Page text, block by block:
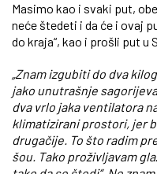
Masimo kao i svaki put,
neće štedeti i da će i ovaj
do kraja“, kao i prošli put u
„Znam izgubiti do dva
jako unutrašnje
dva vrlo jaka ventilatora
klimatizirani prostori, jer
drugačije. To što radim
šou. Tako proživljavam